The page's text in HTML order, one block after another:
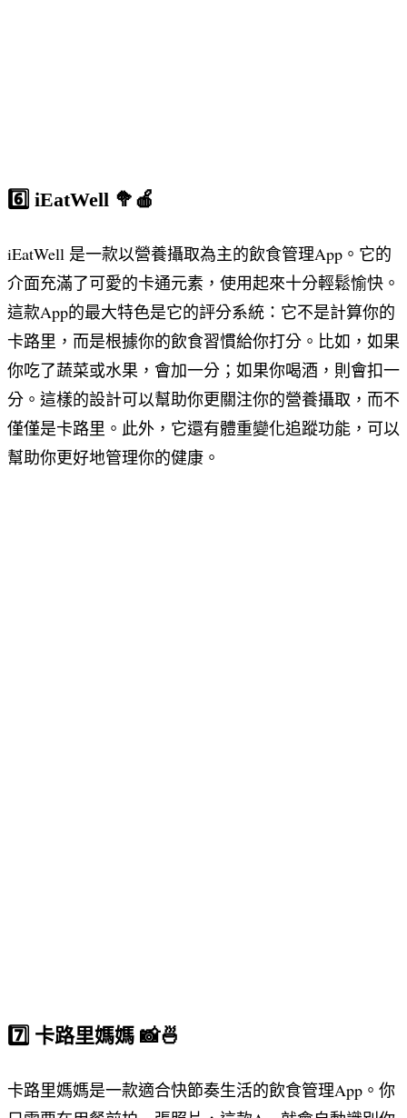
6️⃣ iEatWell 🥦🍎
iEatWell 是一款以營養攝取為主的飲食管理App。它的
介面充滿了可愛的卡通元素，使用起來十分輕鬆愉快。
這款App的最大特色是它的評分系統：它不是計算你的
卡路里，而是根據你的飲食習慣給你打分。比如，如果
你吃了蔬菜或水果，會加一分；如果你喝酒，則會扣一
分。這樣的設計可以幫助你更關注你的營養攝取，而不
僅僅是卡路里。此外，它還有體重變化追蹤功能，可以
幫助你更好地管理你的健康。
7️⃣ 卡路里媽媽 📸🍜
卡路里媽媽是一款適合快節奏生活的飲食管理App。你